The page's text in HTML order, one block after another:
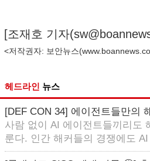
[조재호 기자(
<저작권자: 보안뉴스(
헤드라인 뉴스
[DEF CON 34] 에이전트들만의
사람 없이 AI 에이전트들끼리도
룬다. 인간 해커들의 경쟁에도 AI